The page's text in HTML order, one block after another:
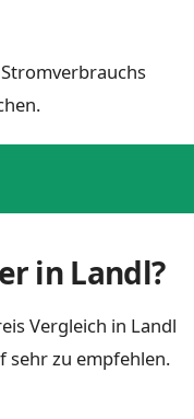
in Landl?
Vergleich in Landl
sehr zu empfehlen.